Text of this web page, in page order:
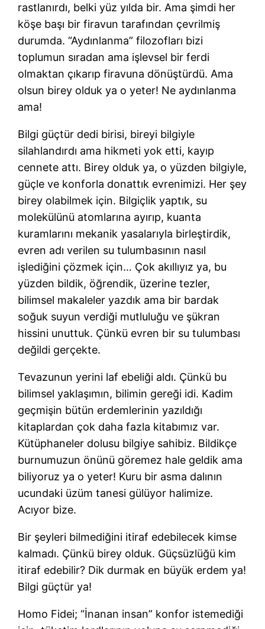
rastlanırdı, belki yüz yılda bir. Ama şimdi her
köşe başı bir firavun tarafından çevrilmiş
durumda. “Aydınlanma” filozofları bizi
toplumun sıradan ama işlevsel bir ferdi
olmaktan çıkarıp firavuna dönüştürdü. Ama
olsun birey olduk ya o yeter! Ne aydınlanma
ama!
Bilgi güçtür dedi birisi, bireyi bilgiyle
silahlandırdı ama hikmeti yok etti, kayıp
cennete attı. Birey olduk ya, o yüzden bilgiyle,
güçle ve konforla donattık evrenimizi. Her şey
birey olabilmek için. Bilgiçlik yaptık, su
molekülünü atomlarına ayırıp, kuanta
kuramlarını mekanik yasalarıyla birleştirdik,
evren adı verilen su tulumbasının nasıl
işlediğini çözmek için… Çok akıllıyız ya, bu
yüzden bildik, öğrendik, üzerine tezler,
bilimsel makaleler yazdık ama bir bardak
soğuk suyun verdiği mutluluğu ve şükran
hissini unuttuk. Çünkü evren bir su tulumbası
değildi gerçekte.
Tevazunun yerini laf ebeliği aldı. Çünkü bu
bilimsel yaklaşımın, bilimin gereği idi. Kadim
geçmişin bütün erdemlerinin yazıldığı
kitaplardan çok daha fazla kitabımız var.
Kütüphaneler dolusu bilgiye sahibiz. Bildikçe
burnumuzun önünü göremez hale geldik ama
biliyoruz ya o yeter! Kuru bir asma dalının
ucundaki üzüm tanesi gülüyor halimize.
Acıyor bize.
Bir şeyleri bilmediğini itiraf edebilecek kimse
kalmadı. Çünkü birey olduk. Güçsüzlüğü kim
itiraf edebilir? Dik durmak en büyük erdem ya!
Bilgi güçtür ya!
Homo Fidei; “İnanan insan” konfor istemediği